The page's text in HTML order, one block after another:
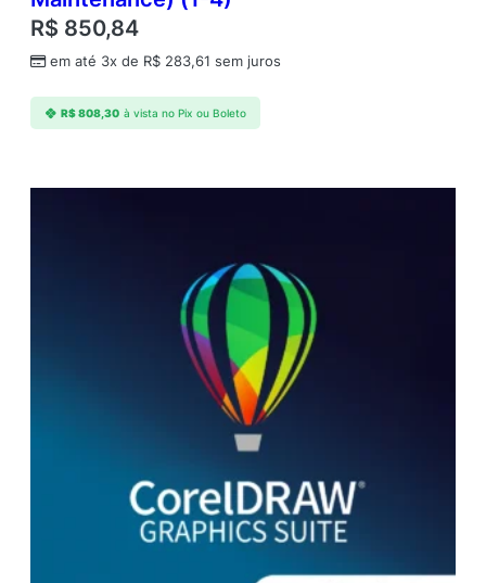
R$ 850,84
em até 3x de R$ 283,61 sem juros
R$808,30 à vista no Pix ou Boleto